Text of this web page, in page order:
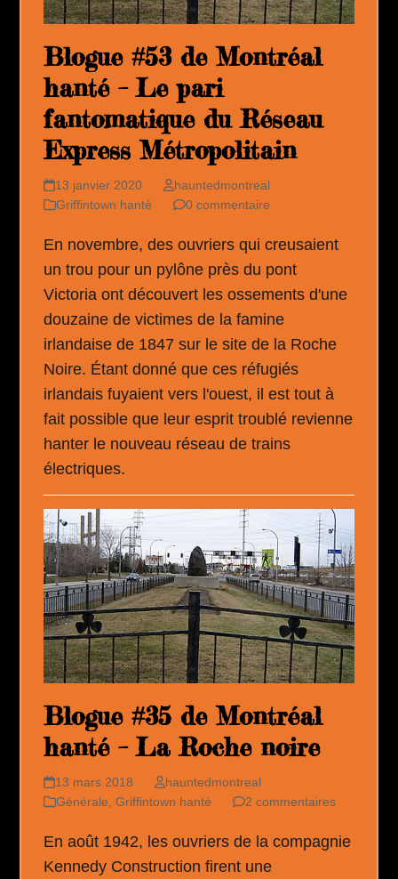
Blogue #53 de Montréal
hanté – Le pari
fantomatique du Réseau
Express Métropolitain
13 janvier 2020
hauntedmontreal
Griffintown hanté
0 commentaire
En novembre, des ouvriers qui creusaient
un trou pour un pylône près du pont
Victoria ont découvert les ossements d'une
douzaine de victimes de la famine
irlandaise de 1847 sur le site de la Roche
Noire. Étant donné que ces réfugiés
irlandais fuyaient vers l'ouest, il est tout à
fait possible que leur esprit troublé revienne
hanter le nouveau réseau de trains
électriques.
Blogue #35 de Montréal
hanté – La Roche noire
13 mars 2018
hauntedmontreal
Générale,Griffintown hanté 2 commentaires
En août 1942, les ouvriers de la compagnie
Kennedy Construction firent une